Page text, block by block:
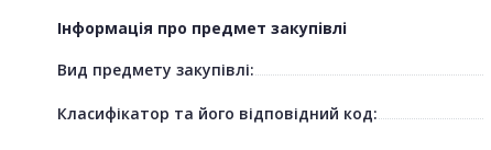
Інформація про предмет закупівлі
Вид предмету закупівлі:
Класифікатор та його відповідний код: